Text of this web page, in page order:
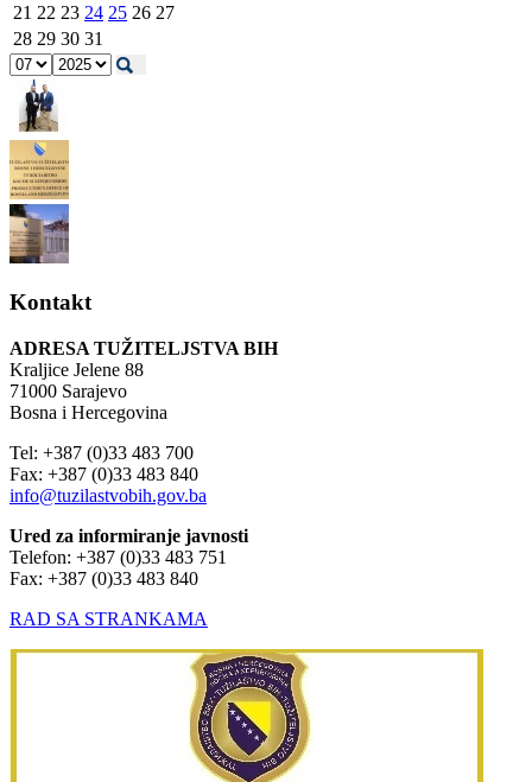
21 22 23 24 25 26 27
28 29 30 31
Kontakt
ADRESA TUŽITELJSTVA BIH
Kraljice Jelene 88
71000 Sarajevo
Bosna i Hercegovina
Tel: +387 (0)33 483 700
Fax: +387 (0)33 483 840
info@tuzilastvobih.gov.ba
Ured za informiranje javnosti
Telefon: +387 (0)33 483 751
Fax: +387 (0)33 483 840
RAD SA STRANKAMA